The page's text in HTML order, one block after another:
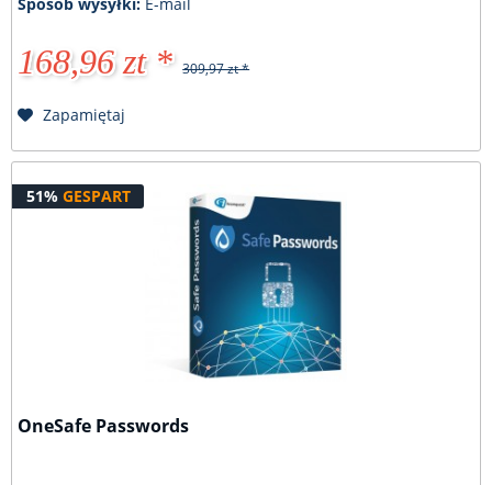
168,96 zt * 309,97 zt *
Zapamiętaj
51% GESPART
OneSafe Passwords